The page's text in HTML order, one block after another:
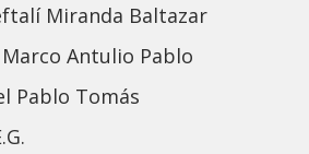
Miranda Baltazar
Antulio Pablo
Pablo Tomás